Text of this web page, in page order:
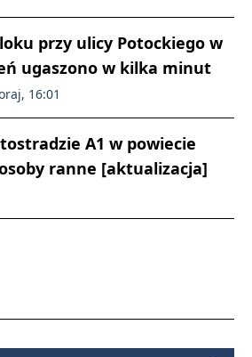
przy ulicy Potockiego w
ugaszono w kilka minut
16:01
A1 w powiecie
ranne [aktualizacja]